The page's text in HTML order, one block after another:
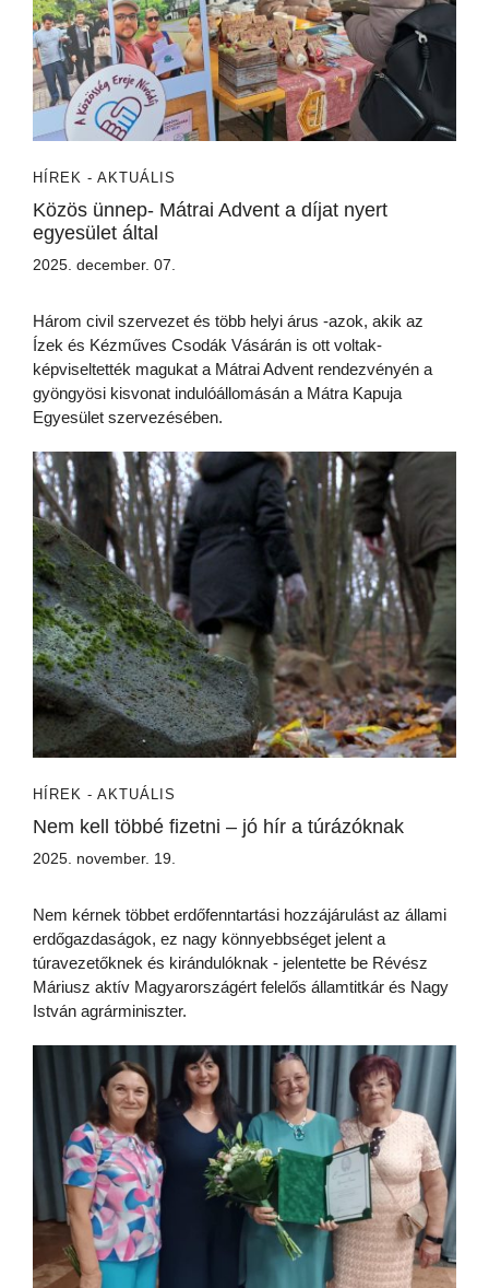
HÍREK - AKTUÁLIS
Közös ünnep- Mátrai Advent a díjat nyert
egyesület által
2025. december. 07.
Három civil szervezet és több helyi árus -azok, akik az
Ízek és Kézműves Csodák Vásárán is ott voltak-
képviseltették magukat a Mátrai Advent rendezvényén a
gyöngyösi kisvonat indulóállomásán a Mátra Kapuja
Egyesület szervezésében.
HÍREK - AKTUÁLIS
Nem kell többé fizetni – jó hír a túrázóknak
2025. november. 19.
Nem kérnek többet erdőfenntartási hozzájárulást az állami
erdőgazdaságok, ez nagy könnyebbséget jelent a
túravezetőknek és kirándulóknak - jelentette be Révész
Máriusz aktív Magyarországért felelős államtitkár és Nagy
István agrárminiszter.